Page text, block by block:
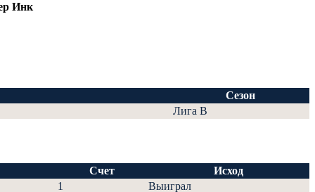
Инк
Сезон
Лига В
Счет
Исход
1
Выиграл